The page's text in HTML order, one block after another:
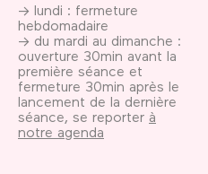
→ lundi : fermeture
hebdomadaire
→ du mardi au dimanche :
ouverture 30min avant la
première séance et
fermeture 30min après le
lancement de la dernière
séance, se reporter à
notre agenda